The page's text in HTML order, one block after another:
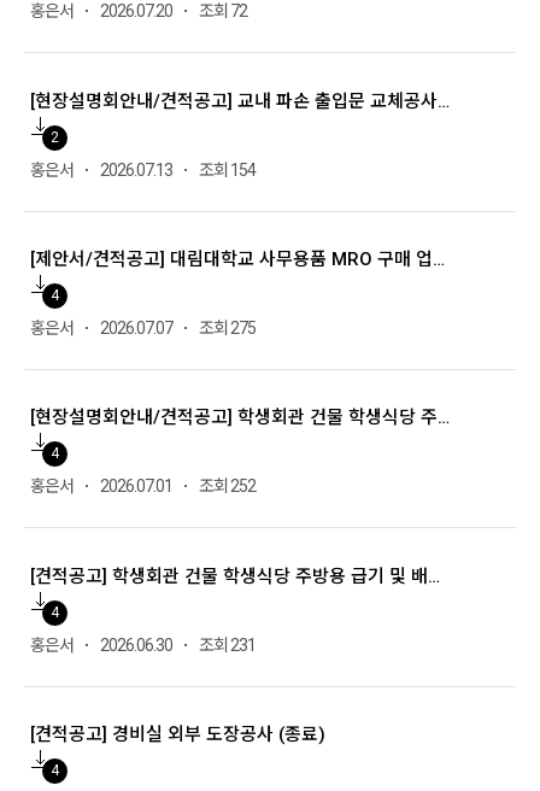
홍은서 2026.07.20 조회 72
[현장설명회안내/견적공고] 교내 파손 출입문 교체공사 (종료)
2
홍은서 2026.07.13 조회 154
[제안서/견적공고] 대림대학교 사무용품 MRO 구매 업체 선정 (종료)
4
홍은서 2026.07.07 조회 275
[현장설명회안내/견적공고] 학생회관 건물 학생식당 주방용 급기 및 배기홴 교체 공사 (종료)
4
홍은서 2026.07.01 조회 252
[견적공고] 학생회관 건물 학생식당 주방용 급기 및 배기홴 교체 공사 (취소, 재안내 예정)
4
홍은서 2026.06.30 조회 231
[견적공고] 경비실 외부 도장공사 (종료)
4